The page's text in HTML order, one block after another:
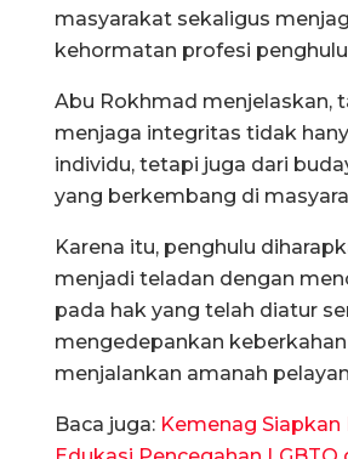
masyarakat sekaligus
kehormatan profesi
Abu Rokhmad menjelaskan,
menjaga integritas tidak
individu, tetapi juga dari
yang berkembang di
Karena itu, penghulu
menjadi teladan dengan
pada hak yang telah diatur
mengedepankan
menjalankan amanah
Baca juga: Kemenag Siapkan